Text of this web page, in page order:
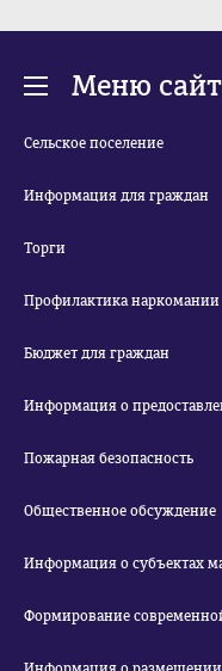
Меню
Сельское поселение
Информация для граждан
Торги
Профилактика наркомании
Бюджет для граждан
Информация о
Пожарная безопасность
Общественное обсуждение
Информация о субъектах
Формирование